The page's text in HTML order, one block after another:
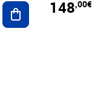
Ajouter au panier
148,00€